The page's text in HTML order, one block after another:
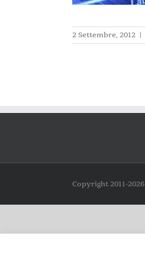
2 Settembre, 2012 |
Copyright 2011-2026